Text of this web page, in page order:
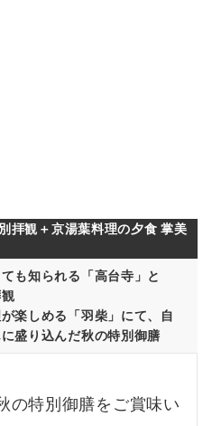
拝観 ＋京湯葉料理の夕食 掌美
も知られる「高台寺」と
楽しめる「羽柴」にて、自
盛り込んだ秋の特別御膳
の特別御膳をご賞味い